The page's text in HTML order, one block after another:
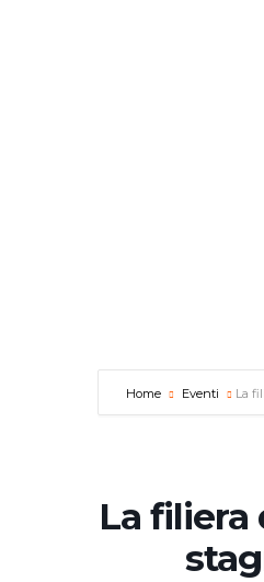
Home Eventi La
La filiera